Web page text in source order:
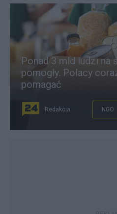
Ponad 3 mld ludzi na
pomogły. Polacy
pomagać
Redakcja NGO